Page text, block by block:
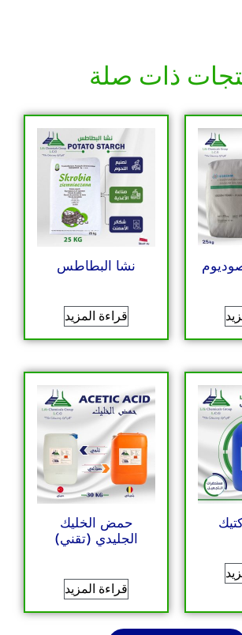
ذات صلة
نشا البطاطس
قراءة المزيد
حمض الخليك
الجليدي (تقني)
قراءة المزيد